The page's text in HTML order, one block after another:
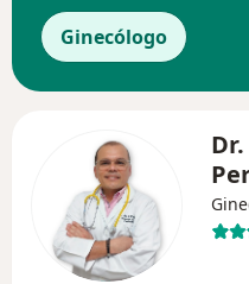
Ginecólogo